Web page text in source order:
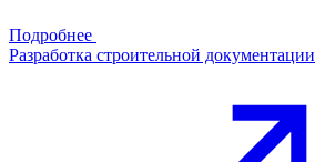
Подробнее
Разработка строительной документации